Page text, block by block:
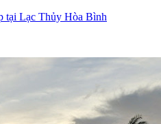
tại Lạc Thủy Hòa Bình